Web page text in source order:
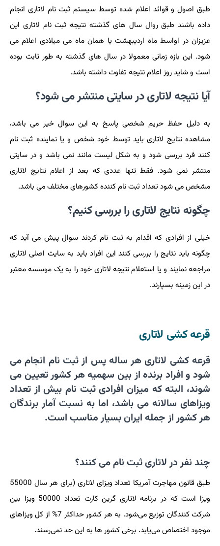
طبق اصول و قوائد اعلام شده توسط سیستم ثبت نام لاتاری انجام
داده باشند طبق روال سال های گذشته نتیجه ثبت نام لاتاری این
عزیزان در اواسط ماه اردیبهشت یا همان ماه می میلادی اعلام می
شود. این بازه زمانی معمولا در سال های گذشته به طور ثابت بوده
است و شاید روز اعلام نتیجه تفاوت داشته باشد.
آیا نتیجه لاتاری در سایتی منتشر می شود؟
به دلیل حفظ حریم شخصی پاسخ به این سوال خیر می باشد،
مشاهده نتایج لاتاری باید توسط خود شخص و یا نماینده ثبت نام
کنند فرد بررسی شود و به شکل لیست مانند نمی باشد و در سایتی
منتشر نمی شود. فقط تنها عددی که بعد از اعلام نتایج لاتاری
مشخص می شود تعداد ثبت نام کننده کشورهای مختلف می باشد.
چگونه نتایج لاتاری را بررسی کنیم؟
خیلی از افرادی که اقدام به ثبت نام کردند سوال پیش می آید که
چگونه باید نتایج را بررسی کنند این افراد باید به سایت اصلی لاتاری
مراجعه نمایند و یا استعلام نتیجه لاتاری خود را به یک موسسه معتبر
در این زمینه بسپارند.
قرعه کشی لاتاری
قرعه کشی لاتاری هر ساله پس از ثبت نام انجام می
شود و افراد برنده از بین سهمیه هر کشور تعیین می
شوند، البته که میزان افرادی ثبت نام بیش از تعداد
ویزاهای سالانه می باشد، اما به نسبت آمار برندگان
هر کشور از جمله ایران بسیار مناسب است.
چند نفر در لاتاری ثبت نام می کنند؟
طبق قانون مهاجرت آمریکا تعداد ویزای لاتاری )
برای هر سال 55000
ویزا است که در برنامه لاتاری گرین کارت تعداد 50000 ویزا بین
شرکت کنندگان توزیع می‌شود. به هر کشور حداکثر 7% از کل ویزاهای
موجود اختصاص می‌یابد. برخی کشور ها به این حد نمی‌رسند.